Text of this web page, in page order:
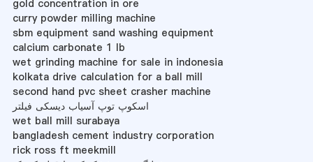
gold concentration in ore
curry powder milling machine
sbm equipment sand washing equipment
calcium carbonate 1 lb
wet grinding machine for sale in indonesia
kolkata drive calculation for a ball mill
second hand pvc sheet crasher machine
اسکوپ توپ آسیاب دیسکی فیلتر
wet ball mill surabaya
bangladesh cement industry corporation
rick ross ft meekmill